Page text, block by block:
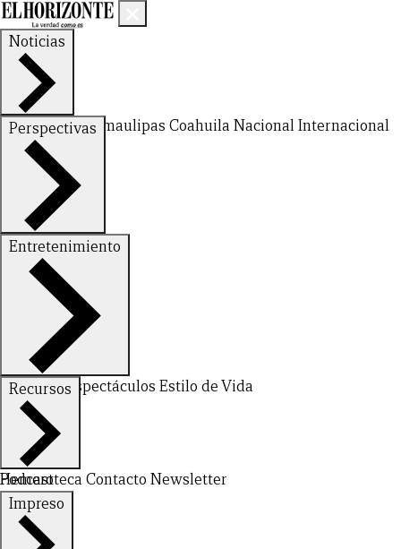
Noticias
Nuevo LeónTamaulipas Coahuila NacionalInternacional
Perspectivas
FinanzasOpinión
Entretenimiento
DeportesEspectáculos Estilo de Vida
Recursos
Hemeroteca Contacto Newsletter
Podcast
Impreso